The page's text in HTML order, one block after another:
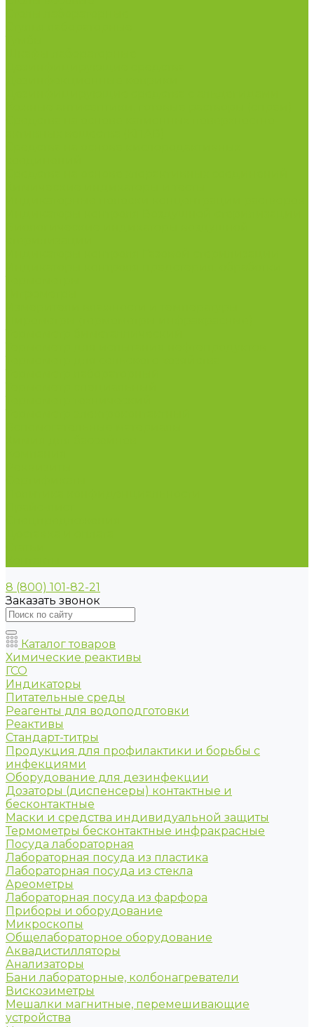
8 (800) 101-82-21
Заказать звонок
Каталог товаров
Химические реактивы
ГСО
Индикаторы
Питательные среды
Реагенты для водоподготовки
Реактивы
Стандарт-титры
Продукция для профилактики и борьбы с
инфекциями
Оборудование для дезинфекции
Дозаторы (диспенсеры) контактные и
бесконтактные
Маски и средства индивидуальной защиты
Термометры бесконтактные инфракрасные
Посуда лабораторная
Лабораторная посуда из пластика
Лабораторная посуда из стекла
Ареометры
Лабораторная посуда из фарфора
Приборы и оборудование
Микроскопы
Общелабораторное оборудование
Аквадистилляторы
Анализаторы
Бани лабораторные, колбонагреватели
Вискозиметры
Мешалки магнитные, перемешивающие
устройства